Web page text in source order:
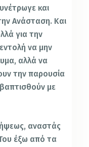
και
Ανάσταση. Και
για την
να μην
αλλά να
την παρουσία
με
αναστάς
έξω από τα